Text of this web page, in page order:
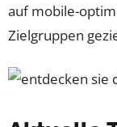
auf mobile-
Zielgruppen